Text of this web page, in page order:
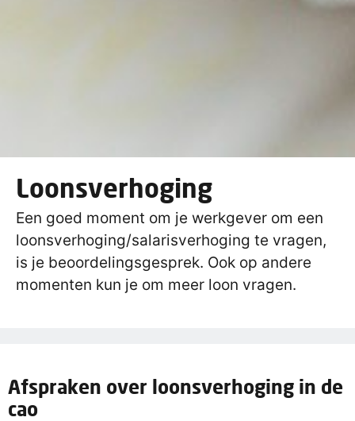
Loonsverhoging
Een goed moment om je werkgever om een
loonsverhoging/salarisverhoging te vragen,
is je beoordelingsgesprek. Ook op andere
momenten kun je om meer loon vragen.
Afspraken over loonsverhoging in de
cao